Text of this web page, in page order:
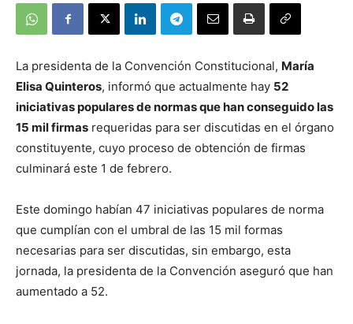
La presidenta de la Convención Constitucional, María
Elisa Quinteros, informó que actualmente hay 52
iniciativas populares de normas que han conseguido las
15 mil firmas requeridas para ser discutidas en el órgano
constituyente, cuyo proceso de obtención de firmas
culminará este 1 de febrero.
Este domingo habían 47 iniciativas populares de norma
que cumplían con el umbral de las 15 mil formas
necesarias para ser discutidas, sin embargo, esta
jornada, la presidenta de la Convención aseguró que han
aumentado a 52.